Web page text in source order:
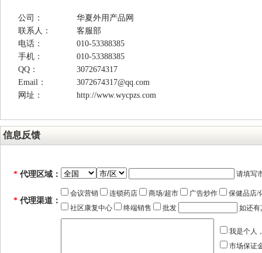
公司：
华夏外用产品网
联系人：
客服部
电话：
010-53388385
手机：
010-53388385
QQ：
3072674317
Email：
3072674317@qq.com
网址：
http://www.wycpzs.com
信息反馈
* 代理区域： 请填写
* 代理渠道：
会议营销 连锁药店 商场/超市 广告炒作
保健品店/
社区康复中心
终端销售 批发 如还有
我是个人
市场保证